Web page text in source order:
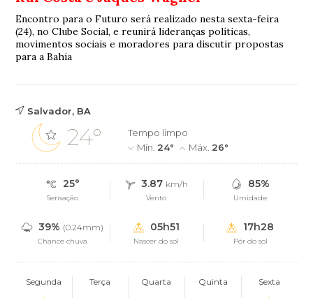
Encontro para o Futuro será realizado nesta sexta-feira
(24), no Clube Social, e reunirá lideranças políticas,
movimentos sociais e moradores para discutir propostas
para a Bahia
Salvador, BA
24°
Tempo limpo
Mín. 24° Máx. 26°
25°
Sensação
3.87 km/h
Vento
85%
Umidade
39% (0.24mm)
Chance chuva
05h51
Nascer do sol
17h28
Pôr do sol
Segunda Terça Quarta Quinta Sexta